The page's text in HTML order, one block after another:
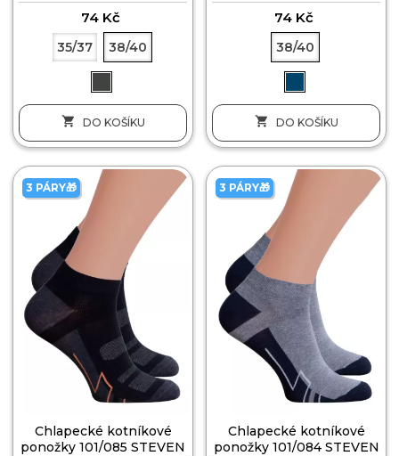
74 Kč
35/37 38/40
 DO KOŠÍKU
74 Kč
38/40
 DO KOŠÍKU
3 PÁRY🎁
Chlapecké kotníkové
ponožky 101/085 STEVEN
3 PÁRY🎁
Chlapecké kotníkové
ponožky 101/084 STEVEN